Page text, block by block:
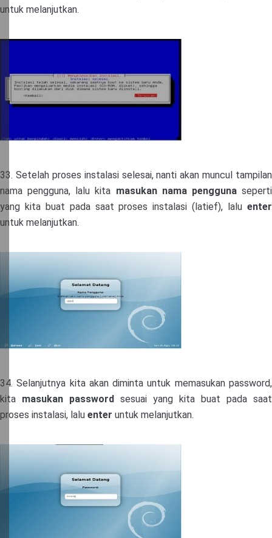
untuk melanjutkan.
33. Setelah proses instalasi selesai, nanti akan muncul tampilan
nama pengguna, lalu kita masukan nama penggunaseperti
yang kita buat pada saat proses instalasi (latief), lalu enter
untuk melanjutkan.
34. Selanjutnya kita akan diminta untuk memasukan password,
kita masukan password sesuai yang kita buat pada saat
proses instalasi, lalu enter untuk melanjutkan.